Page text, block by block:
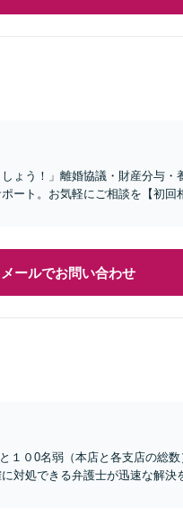
ょう！」離婚協議・財産分与・
ート。お気軽にご相談を【初回
メールでお問い合わせ
１０0名弱（本店と各支店の総
対処できる弁護士が迅速な解決